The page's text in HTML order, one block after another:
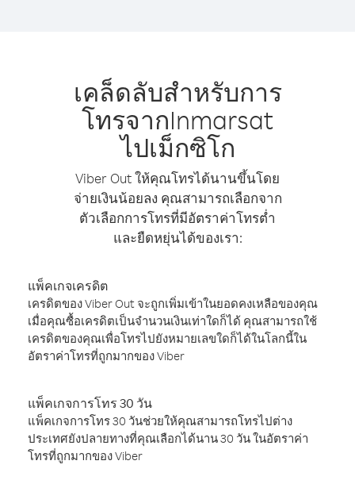
เคล็ดลับสำหรับการ
โทรจากInmarsat
ไปเม็กซิโก
Viber Out ให้คุณโทรได้นานขึ้นโดย
จ่ายเงินน้อยลง คุณสามารถเลือกจาก
ตัวเลือกการโทรที่มีอัตราค่าโทรต่ำ
และยืดหยุ่นได้ของเรา:
แพ็คเกจเครดิต
เครดิตของ Viber Out จะถูกเพิ่มเข้าในยอดคงเหลือของคุณ
เมื่อคุณซื้อเครดิตเป็นจำนวนเงินเท่าใดก็ได้ คุณสามารถใช้
เครดิตของคุณเพื่อโทรไปยังหมายเลขใดก็ได้ในโลกนี้ใน
อัตราค่าโทรที่ถูกมากของ Viber
แพ็คเกจการโทร 30 วัน
แพ็คเกจการโทร 30 วันช่วยให้คุณสามารถโทรไปต่าง
ประเทศยังปลายทางที่คุณเลือกได้นาน 30 วัน ในอัตราค่า
โทรที่ถูกมากของ Viber